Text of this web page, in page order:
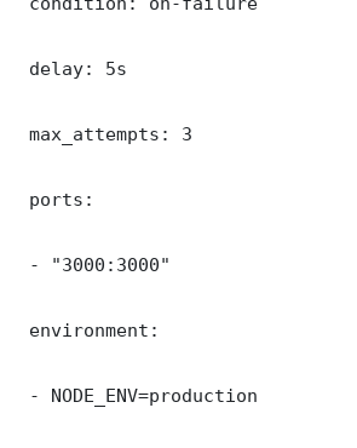
delay: 5s
max_attempts: 3
ports:
- "3000:3000"
environment:
- NODE_ENV=production